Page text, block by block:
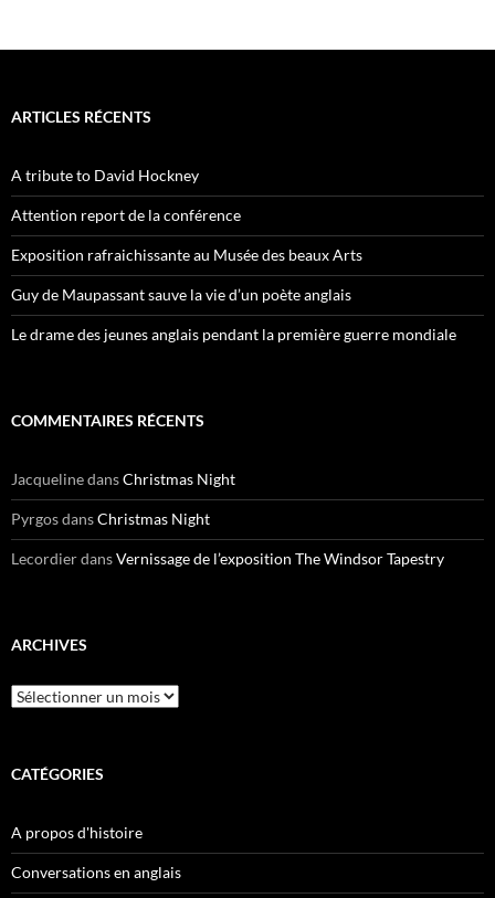
ARTICLES RÉCENTS
A tribute to David Hockney
Attention report de la conférence
Exposition rafraichissante au Musée des beaux Arts
Guy de Maupassant sauve la vie d’un poète anglais
Le drame des jeunes anglais pendant la première guerre mondiale
COMMENTAIRES RÉCENTS
JacquelinedansChristmas Night
PyrgosdansChristmas Night
LecordierdansVernissage de l’exposition The Windsor Tapestry
ARCHIVES
Archives
CATÉGORIES
A propos d'histoire
Conversations en anglais